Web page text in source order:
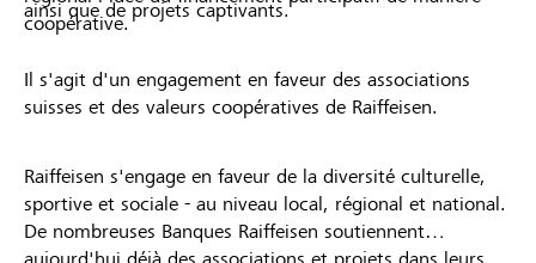
coopérative.
ainsi que de projets captivants.
Il s'agit d'un engagement en faveur des associations
suisses et des valeurs coopératives de Raiffeisen.
Raiffeisen s'engage en faveur de la diversité culturelle,
sportive et sociale - au niveau local, régional et national.
De nombreuses Banques Raiffeisen soutiennent